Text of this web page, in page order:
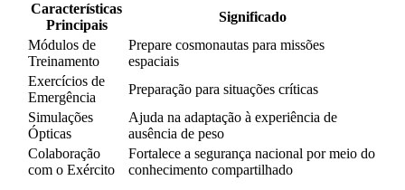
Características
Principais
Significado
Módulos de
Treinamento
Prepare cosmonautas para missões
espaciais
Exercícios de
Emergência
Preparação para situações críticas
Simulações
Ópticas
Ajuda na adaptação à experiência de
ausência de peso
Colaboração
com o Exército
Fortalece a segurança nacional por meio do
conhecimento compartilhado